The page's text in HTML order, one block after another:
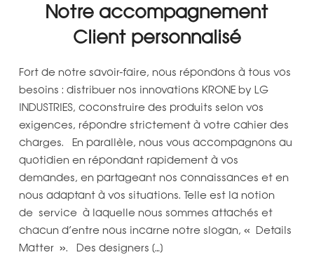
Notre accompagnement
Client personnalisé
Fort de notre savoir-faire, nous répondons à tous vos
besoins : distribuer nos innovations KRONE by LG
INDUSTRIES, coconstruire des produits selon vos
exigences, répondre strictement à votre cahier des
charges. En parallèle, nous vous accompagnons au
quotidien en répondant rapidement à vos
demandes, en partageant nos connaissances et en
nous adaptant à vos situations. Telle est la notion
de service à laquelle nous sommes attachés et
chacun d’entre nous incarne notre slogan, « Details
Matter ». Des designers […]